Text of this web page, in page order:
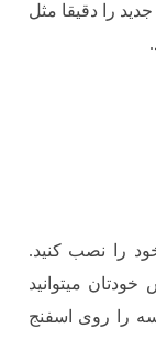
را دقیقا مثل
را نصب کنید.
میتوانید
را روی اسفنج